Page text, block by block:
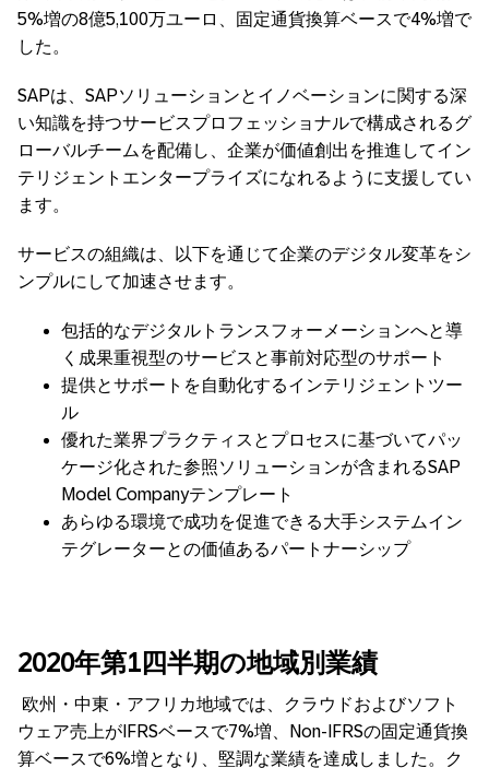
5%増の8億5,100万ユーロ、固定通貨換算ベースで4%増で
した。
SAPは、SAPソリューションとイノベーションに関する深
い知識を持つサービスプロフェッショナルで構成されるグ
ローバルチームを配備し、企業が価値創出を推進してイン
テリジェントエンタープライズになれるように支援してい
ます。
サービスの組織は、以下を通じて企業のデジタル変革をシ
ンプルにして加速させます。
包括的なデジタルトランスフォーメーションへと導
く成果重視型のサービスと事前対応型のサポート
提供とサポートを自動化するインテリジェントツー
ル
優れた業界プラクティスとプロセスに基づいてパッ
ケージ化された参照ソリューションが含まれるSAP
Model Companyテンプレート
あらゆる環境で成功を促進できる大手システムイン
テグレーターとの価値あるパートナーシップ
2020年第1四半期の地域別業績
欧州・中東・アフリカ地域では、クラウドおよびソフト
ウェア売上がIFRSベースで7%増、Non-IFRSの固定通貨換
算ベースで6%増となり、堅調な業績を達成しました。ク